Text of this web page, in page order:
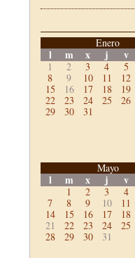
Enero
l m x j v
1 2 3 4 5
8
9 10 11 12
15
16 17 18 19
22
23 24 25 26
29
30 31
Mayo
l m x j v
1 2 3 4
7
8 9 10 11
14
15 16 17 18
21
22 23 24 25
28
29 30 31